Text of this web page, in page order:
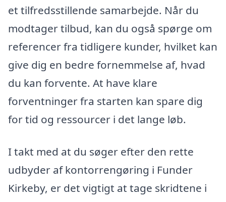
et tilfredsstillende samarbejde. Når du
modtager tilbud, kan du også spørge om
referencer fra tidligere kunder, hvilket kan
give dig en bedre fornemmelse af, hvad
du kan forvente. At have klare
forventninger fra starten kan spare dig
for tid og ressourcer i det lange løb.
I takt med at du søger efter den rette
udbyder af kontorrengøring i Funder
Kirkeby, er det vigtigt at tage skridtene i